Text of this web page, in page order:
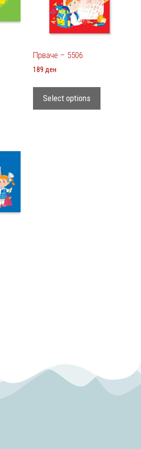
Прваче – 5506
189 ден
Select options